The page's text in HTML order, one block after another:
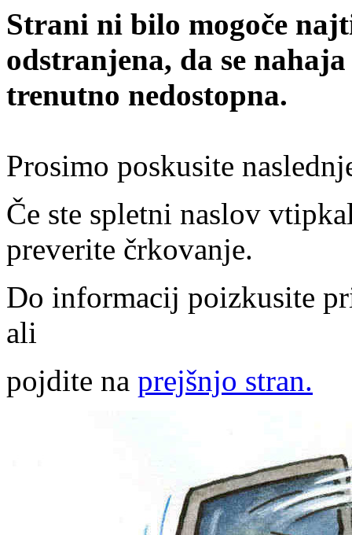
Strani ni bilo mogoče
odstranjena, da se
trenutno nedostopna.
Prosimo poskusite
Če ste spletni naslov
preverite črkovanje.
Do informacij poizkusite
ali
pojdite na prejšnjo stran.